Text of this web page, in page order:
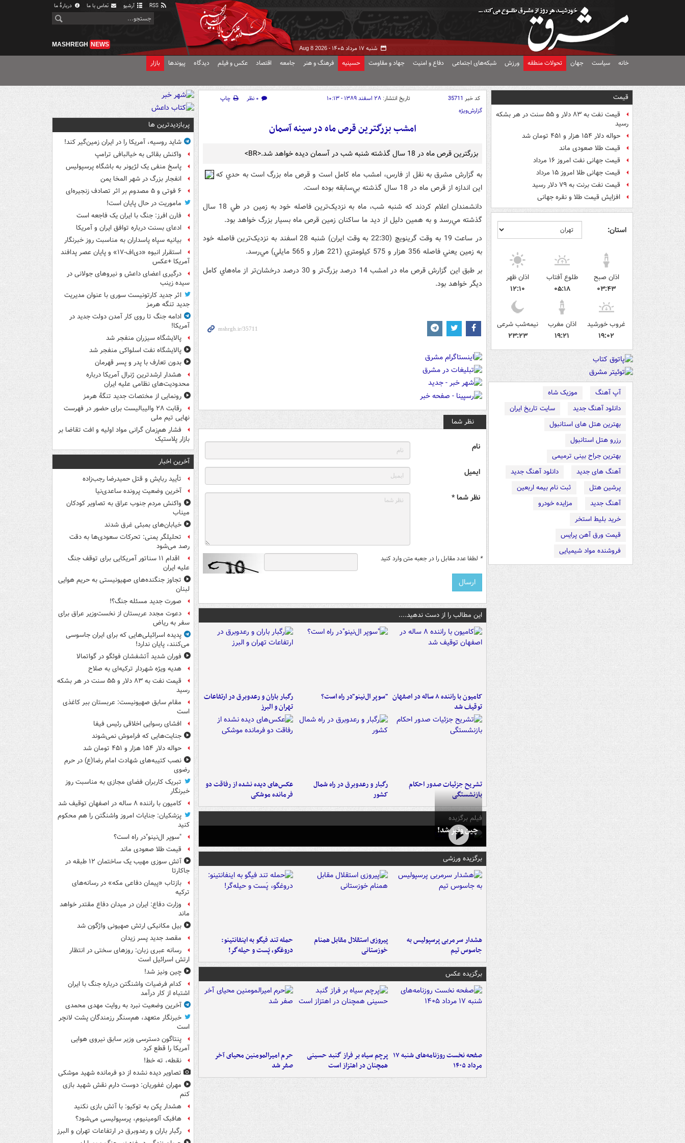
آرشیو تماس با ما دربارهٔ ما
شنبه ۱۷ مرداد ۱۴۰۵ - Aug 8 2026
MASHREGH NEWS
خانه سیاست جهان تحولات منطقه ورزش شبکه‌های اجتماعی دفاع و امنیت جهاد و مقاومت حسینیه فرهنگ و هنر جامعه اقتصاد عکس و فیلم دیدگاه پیوندها بازار
قیمت
قیمت نفت به ۸۳ دلار و ۵۵ سنت در هر بشکه
رسید
حواله دلار ۱۵۴ هزار و ۴۵۱ تومان شد
قیمت طلا صعودی ماند
قیمت جهانی نفت امروز ۱۶ مرداد
قیمت جهانی طلا امروز ۱۵ مرداد
قیمت نفت برنت به ۷۹ دلار رسید
افزایش قیمت طلا و نقره جهانی
استان:
اذان صبح
۰۳:۴۳
طلوع آفتاب
۰۵:۱۸
اذان ظهر
۱۲:۱۰
غروب خورشید
۱۹:۰۲
اذان مغرب
۱۹:۲۱
نیمه‌شب شرعی
۲۳:۲۳
آپ آهنگ
موزیک شاه
دانلود آهنگ جدید
سایت تاریخ ایران
بهترین هتل های استانبول
رزرو هتل استانبول
بهترین جراح بینی ترمیمی
آهنگ های جدید
دانلود آهنگ جدید
پرشین هتل
ثبت نام بیمه اربعین
آهنگ جدید
مزایده خودرو
خرید بلیط استخر
قیمت ورق آهن پرایس
فروشنده مواد شیمیایی
کد خبر 35711 تاریخ انتشار: ۲۸ اسفند ۱۳۸۹ - ۱۰:۱۳ ۰ نظر
چاپ
گزارش‌ویژه
امشب بزرگترين قرص ماه در سينه آسمان
بزرگترين قرص ماه در 18 سال گذشته شنبه شب در آسمان ديده خواهد شد.<BR>
به گزارش مشرق به نقل از فارس، امشب ماه کامل است و قرص ماه بزرگ است به حدي که
اين اندازه از قرص ماه در 18 سال گذشته بي‌سابقه بوده است.
دانشمندان اعلام کردند که شنبه شب، ماه به نزديک‌ترين فاصله خود به زمين در طي 18 سال
گذشته مي‌رسد و به همين دليل از ديد ما ساکنان زمين قرص ماه بسيار بزرگ خواهد بود.
در ساعت 19 به وقت گرينويچ (22:30 به وقت ايران) شنبه 28 اسفند به نزديک‌ترين فاصله خود
به زمين يعني فاصله 356 هزار و 575 کيلومتري (221 هزار و 565 مايلي) مي‌رسد.
بر طبق اين گزارش قرص ماه در امشب 14 درصد بزرگ‌تر و 30 درصد درخشان‌تر از ماه‌هاي کامل
ديگر خواهد بود.
نظر شما
نام
ایمیل
نظر شما *
* لطفا عدد مقابل را در جعبه متن وارد کنید
این مطالب را از دست ندهید....
کامیون با راننده ۸ ساله در اصفهان
توقیف شد
"سوپر ال‌نینو"در راه است؟
رگبار باران و رعدوبرق در ارتفاعات
تهران و البرز
تشریح جزئیات صدور احکام
بازنشستگی
رگبار و رعدوبرق در راه شمال
کشور
عکس‌های دیده نشده از رفاقت دو
فرمانده‌ موشکی
فیلم برگزیده
چین ونیز شد!
برگزیده ورزشی
هشدار سرمربی پرسپولیس به
جاسوس تیم
پیروزی استقلال مقابل همنام
خوزستانی
حمله تند فیگو به اینفانتینو:
دروغگو، پَست‌ و حیله‌گر!
برگزیده عکس
صفحه نخست روزنامه‌های شنبه ۱۷
مرداد ۱۴۰۵
پرچم سیاه بر فراز گنبد حسینی
همچنان در اهتزاز است
حرم امیرالمومنین محیای آخر
صفر شد
پربازدیدترین ها
شاید روسیه، آمریکا را در ایران زمین‌گیر کند!
واکنش بقائی به خیالبافی ترامپ
پاسخ منفی یک لژیونر به باشگاه پرسپولیس
انفجار بزرگ در شهر المخا یمن
۶ فوتی و ۵ مصدوم بر اثر تصادف زنجیره‌ای
ماموریت در حال پایان است!
فارن افرز: جنگ با ایران یک فاجعه است
ادعای بسنت درباره توافق ایران و آمریکا
بیانیه سپاه پاسداران به مناسبت روز خبرنگار
استقرار انبوه «دی‌اف‑۱۷» و پایان عصر پدافند
آمریکا +عکس
درگیری اعضای داعش و نیروهای جولانی در
سیده زینب
اثر جدید کارتونیست سوری با عنوان مدیریت
جدید تنگه هرمز
ادامه جنگ تا روی کار آمدن دولت جدید در
آمریکا!
پالایشگاه سیزران منفجر شد
پالایشگاه نفت اسلواکی منفجر شد
بدون تعارف با پدر و پسر قهرمان
هشدار ارشدترین ژنرال آمریکا درباره
محدودیت‌های نظامی علیه ایران
رونمایی از مختصات جدید تنگۀ هرمز
رقابت ۲۸ والیبالیست برای حضور در فهرست
نهایی تیم ملی
فشار هم‌زمان گرانی مواد اولیه و افت تقاضا بر
بازار پلاستیک
آخرین اخبار
تأیید ربایش و قتل حمیدرضا رجب‌زاده
آخرین وضعیت پرونده ساعدی‌نیا
واکنش مردم جنوب عراق به تصاویر کودکان
میناب
خیابان‌های بمبئی غرق شدند
تحلیلگر یمنی: تحرکات سعودی‌ها به دقت
رصد می‌شود
اقدام ۱۱ سناتور آمریکایی برای توقف جنگ
علیه ایران
تجاوز جنگنده‌های صهیونیستی به حریم هوایی
لبنان
صورت جدید مسئله جنگ؟!
دعوت مجدد عربستان از نخست‌وزیر عراق برای
سفر به ریاض
پدیده اسرائیلی‌هایی که برای ایران جاسوسی
می‌کنند، پایان ندارد!
فوران شدید آتشفشان فوئگو در گواتمالا
هدیه ویژه شهردار ترکیه‌ای به صلاح
قیمت نفت به ۸۳ دلار و ۵۵ سنت در هر بشکه
رسید
مقام سابق صهیونیست: عربستان ببر کاغذی
است
افشای رسوایی اخلاقی رئیس فیفا
جنایت‌هایی که فراموش نمی‌شوند
حواله دلار ۱۵۴ هزار و ۴۵۱ تومان شد
نصب کتیبه‌های شهادت امام رضا(ع) در حرم
رضوی
تبریک کاربران فضای مجازی به مناسبت روز
خبرنگار
کامیون با راننده ۸ ساله در اصفهان توقیف شد
پزشکیان: جنایات امروز واشنگتن را هم محکوم
کنید
"سوپر ال‌نینو"در راه است؟
قیمت طلا صعودی ماند
آتش سوزی مهیب یک ساختمان ۱۲ طبقه در
جاکارتا
بازتاب «پیمان دفاعی مکه» در رسانه‌های
ترکیه
وزارت دفاع: ایران در میدان دفاع مقتدر خواهد
ماند
بیل مکانیکی ارتش صهیونی واژگون شد
مقصد جدید پسر زیدان
رسانه عبری زبان: روزهای سختی در انتظار
ارتش اسرائیل است
چین ونیز شد!
کدام فرضیات واشنگتن درباره جنگ با ایران
اشتباه از کار درآمد
آخرین وضعیت نبرد به روایت مهدی محمدی
خبرنگار متعهد، هم‌سنگر رزمندگان پشت لانچر
است
پنتاگون دسترسی وزیر سابق نیروی هوایی
آمریکا را قطع کرد
نقطه، ته خط!
تصاویر دیده‌ نشده از دو فرمانده شهید موشکی
مهران غفوریان: دوست دارم نقش شهید بازی
کنم
هشدار پکن به توکیو: با آتش بازی نکنید
هافبک آلومینیوم، پرسپولیسی می‌شود؟
رگبار باران و رعدوبرق در ارتفاعات تهران و البرز